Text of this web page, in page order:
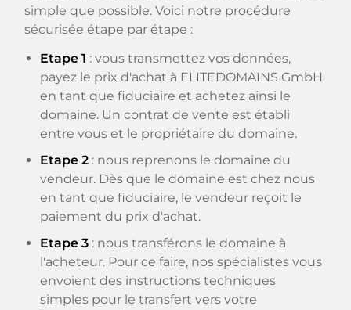
simple que possible. Voici notre procédure
sécurisée étape par étape :
Etape 1 : vous transmettez vos données,
payez le prix d'achat à ELITEDOMAINS GmbH
en tant que fiduciaire et achetez ainsi le
domaine. Un contrat de vente est établi
entre vous et le propriétaire du domaine.
Etape 2 : nous reprenons le domaine du
vendeur. Dès que le domaine est chez nous
en tant que fiduciaire, le vendeur reçoit le
paiement du prix d'achat.
Etape 3 : nous transférons le domaine à
l'acheteur. Pour ce faire, nos spécialistes vous
envoient des instructions techniques
simples pour le transfert vers votre